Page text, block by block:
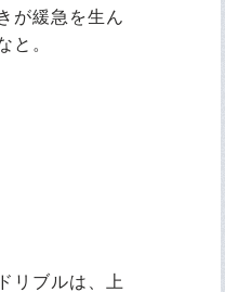
が緩急を生ん
と。
リブルは、上